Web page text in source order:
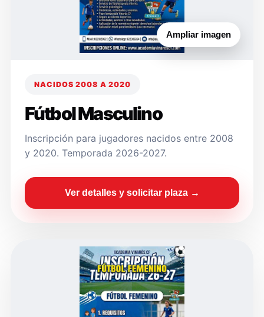
Ampliar imagen
NACIDOS 2008 A 2020
Fútbol Masculino
Inscripción para jugadores nacidos entre 2008
y 2020. Temporada 2026-2027.
Ver detalles y solicitar plaza →